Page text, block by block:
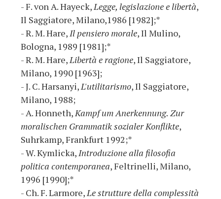
- F. von A. Hayeck,Legge, legislazione e libertà,
Il Saggiatore, Milano,1986 [1982];*
- R. M. Hare,Il pensiero morale, Il Mulino,
Bologna, 1989 [1981];*
- R. M. Hare,Libertà e ragione, Il Saggiatore,
Milano, 1990 [1963];
- J. C. Harsanyi,L'utilitarismo, Il Saggiatore,
Milano, 1988;
- A. Honneth,Kampf um Anerkennung. Zur
moralischen Grammatik sozialer Konflikte,
Suhrkamp, Frankfurt 1992;*
- W. Kymlicka,Introduzione alla filosofia
politica contemporanea, Feltrinelli, Milano,
1996 [1990];*
- Ch. F. Larmore,Le strutture della complessità